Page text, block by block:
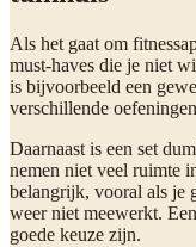
Als het gaat om
must-haves die je niet
is bijvoorbeeld een
verschillende
Daarnaast is een set
nemen niet veel ruimte
belangrijk, vooral als je
weer niet meewerkt.
goede keuze zijn.